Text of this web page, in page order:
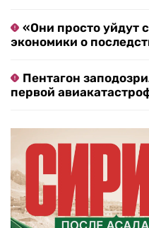
«Они просто уйдут
экономики о
Пентагон
первой